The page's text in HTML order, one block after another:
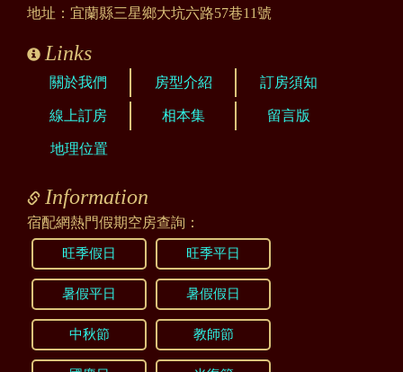
地址：宜蘭縣三星鄉大坑六路57巷11號
Links
關於我們 房型介紹 訂房須知
線上訂房 相本集 留言版
地理位置
Information
宿配網熱門假期空房查詢：
旺季假日 旺季平日
暑假平日 暑假假日
中秋節 教師節